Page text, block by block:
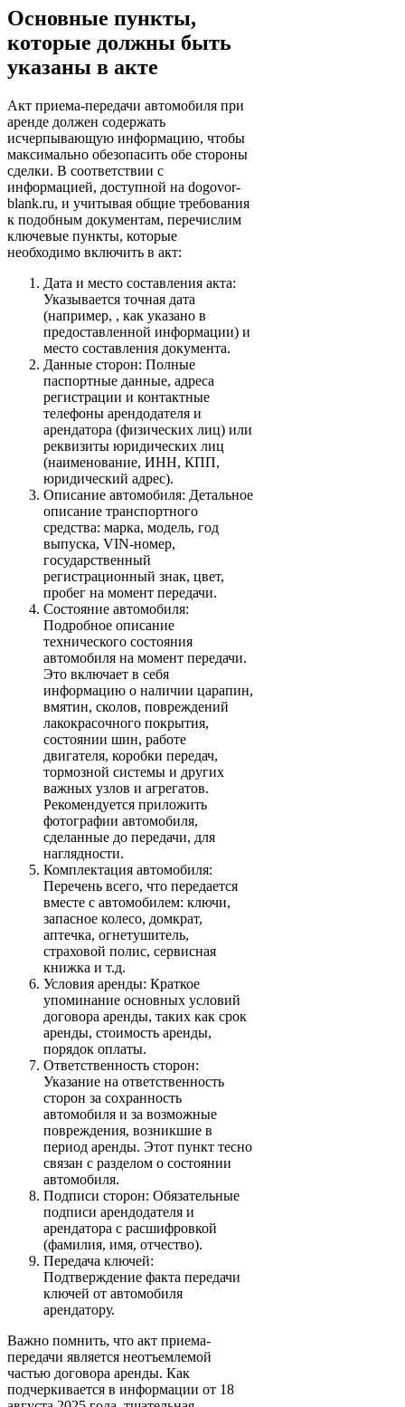
Основные пункты,
которые должны быть
указаны в акте
Акт приема-передачи автомобиля при
аренде должен содержать
исчерпывающую информацию, чтобы
максимально обезопасить обе стороны
сделки. В соответствии с
информацией, доступной на dogovor-
blank.ru, и учитывая общие требования
к подобным документам, перечислим
ключевые пункты, которые
необходимо включить в акт:
Дата и место составления акта:
Указывается точная дата
(например, , как указано в
предоставленной информации) и
место составления документа.
Данные сторон: Полные
паспортные данные, адреса
регистрации и контактные
телефоны арендодателя и
арендатора (физических лиц) или
реквизиты юридических лиц
(наименование, ИНН, КПП,
юридический адрес).
Описание автомобиля: Детальное
описание транспортного
средства: марка, модель, год
выпуска, VIN-номер,
государственный
регистрационный знак, цвет,
пробег на момент передачи.
Состояние автомобиля:
Подробное описание
технического состояния
автомобиля на момент передачи.
Это включает в себя
информацию о наличии царапин,
вмятин, сколов, повреждений
лакокрасочного покрытия,
состоянии шин, работе
двигателя, коробки передач,
тормозной системы и других
важных узлов и агрегатов.
Рекомендуется приложить
фотографии автомобиля,
сделанные до передачи, для
наглядности.
Комплектация автомобиля:
Перечень всего, что передается
вместе с автомобилем: ключи,
запасное колесо, домкрат,
аптечка, огнетушитель,
страховой полис, сервисная
книжка и т.д.
Условия аренды: Краткое
упоминание основных условий
договора аренды, таких как срок
аренды, стоимость аренды,
порядок оплаты.
Ответственность сторон:
Указание на ответственность
сторон за сохранность
автомобиля и за возможные
повреждения, возникшие в
период аренды. Этот пункт тесно
связан с разделом о состоянии
автомобиля.
Подписи сторон: Обязательные
подписи арендодателя и
арендатора с расшифровкой
(фамилия, имя, отчество).
Передача ключей:
Подтверждение факта передачи
ключей от автомобиля
арендатору.
Важно помнить, что акт приема-
передачи является неотъемлемой
частью договора аренды. Как
подчеркивается в информации от 18